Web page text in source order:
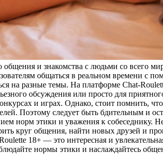
и знакомства с людьми со всего
общаться в реальном времени с
на разные темы. На платформе Chat-
обсуждения или просто для
и играх. Однако, стоит помнить,
Поэтому следует быть бдительным и
норм этики и уважения к собеседнику.
круг общения, найти новых друзей и
18+ — это интересная и
нормы этики и наслаждайтесь